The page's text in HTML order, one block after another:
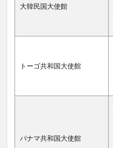
大韓民国大使館
トーゴ共和国大使館
パナマ共和国大使館